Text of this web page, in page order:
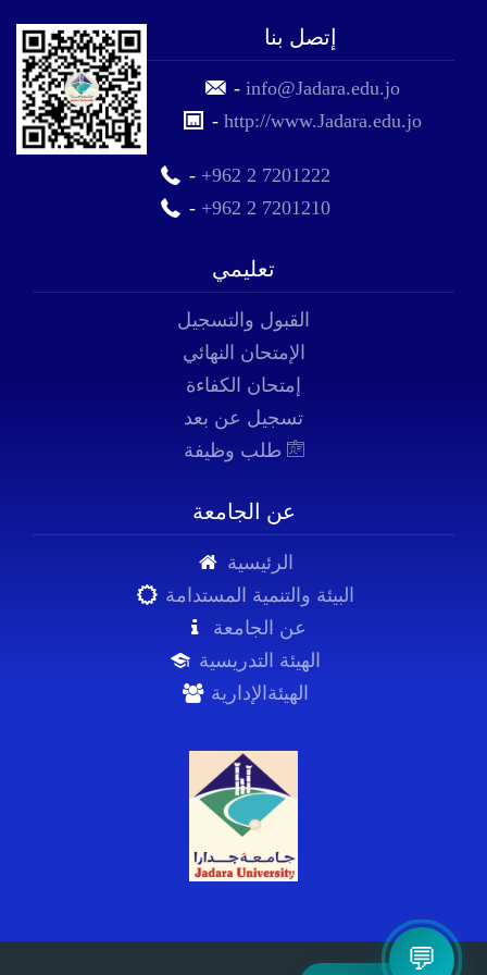
إتصل بنا
-info@Jadara.edu.jo
-http://www.Jadara.edu.jo
- +962 2 7201222
- +962 2 7201210
تعليمي
القبول والتسجيل
الإمتحان النهائي
إمتحان الكفاءة
تسجيل عن بعد
عن الجامعة
الرئيسية
البيئة والتنمية المستدامة
عن الجامعة
الهيئة التدريسية
الهيئةالإدارية
💬